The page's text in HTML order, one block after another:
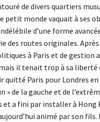
de divers quartiers
petit monde vaquait à ses
d’une forme
des routes originales.
à Paris et de gestion
il tenait trop à sa liberté
Paris pour Londres en
de la gauche et de
a fini par installer à Hong
animé par son